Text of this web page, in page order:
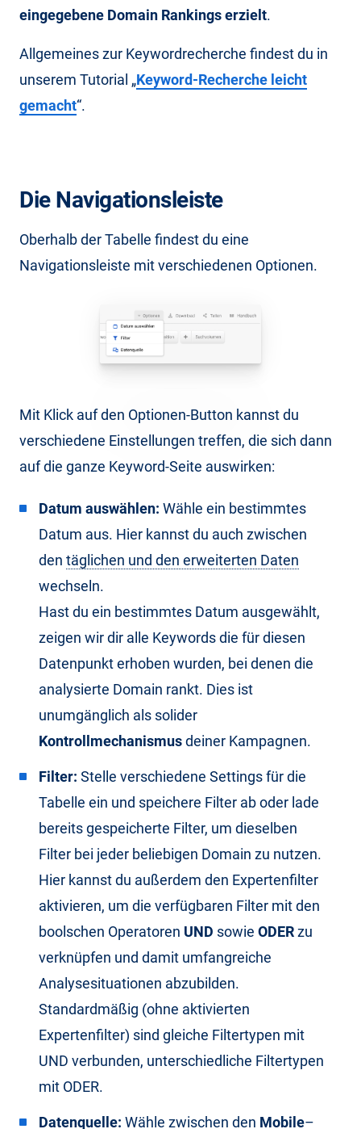
eingegebene Domain Rankings erzielt.
Allgemeines zur Keywordrecherche findest du in
unserem Tutorial „Keyword-Recherche leicht
gemacht“.
Die Navigationsleiste
Oberhalb der Tabelle findest du eine
Navigationsleiste mit verschiedenen Optionen.
Mit Klick auf den Optionen-Button kannst du
verschiedene Einstellungen treffen, die sich dann
auf die ganze Keyword-Seite auswirken:
Datum auswählen: Wähle ein bestimmtes
Datum aus. Hier kannst du auch zwischen
den täglichen und den erweiterten Daten
wechseln.
Hast du ein bestimmtes Datum ausgewählt,
zeigen wir dir alle Keywords die für diesen
Datenpunkt erhoben wurden, bei denen die
analysierte Domain rankt. Dies ist
unumgänglich als solider
Kontrollmechanismusdeiner Kampagnen.
Filter: Stelle verschiedene Settings für die
Tabelle ein und speichere Filter ab oder lade
bereits gespeicherte Filter, um dieselben
Filter bei jeder beliebigen Domain zu nutzen.
Hier kannst du außerdem den Expertenfilter
aktivieren, um die verfügbaren Filter mit den
boolschen Operatoren UND sowie ODERzu
verknüpfen und damit umfangreiche
Analysesituationen abzubilden.
Standardmäßig (ohne aktivierten
Expertenfilter) sind gleiche Filtertypen mit
UND verbunden, unterschiedliche Filtertypen
mit ODER.
Datenquelle: Wähle zwischen den Mobile–